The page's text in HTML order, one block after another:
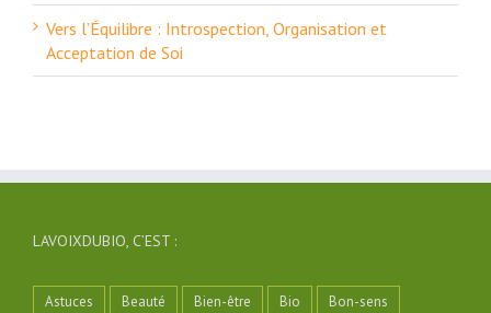
Vers l’Équilibre : Introspection, Organisation et
Acceptation de Soi
LAVOIXDUBIO, C’EST :
Astuces Beauté Bien-être Bio
Bon-sens